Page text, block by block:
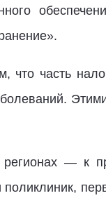
что часть
— к